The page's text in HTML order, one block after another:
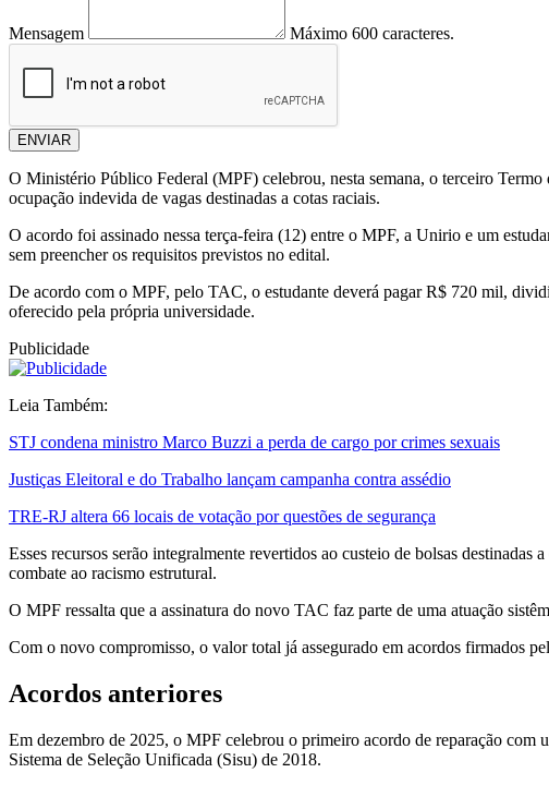
Mensagem Máximo 600 caracteres.
ENVIAR
O Ministério Público Federal (MPF) celebrou, nesta semana, o terceiro
ocupação indevida de vagas destinadas a cotas raciais.
O acordo foi assinado nessa terça-feira (12) entre o MPF, a Unirio e um
sem preencher os requisitos previstos no edital.
De acordo com o MPF, pelo TAC, o estudante deverá pagar R$ 720 mil,
oferecido pela própria universidade.
Publicidade
Leia Também:
STJ condena ministro Marco Buzzi a perda de cargo por crimes sexuais
Justiças Eleitoral e do Trabalho lançam campanha contra assédio
TRE-RJ altera 66 locais de votação por questões de segurança
Esses recursos serão integralmente revertidos ao custeio de bolsas
combate ao racismo estrutural.
O MPF ressalta que a assinatura do novo TAC faz parte de uma atuação
Com o novo compromisso, o valor total já assegurado em acordos firmados
Acordos anteriores
Em dezembro de 2025, o MPF celebrou o primeiro acordo de reparação com
Sistema de Seleção Unificada (Sisu) de 2018.